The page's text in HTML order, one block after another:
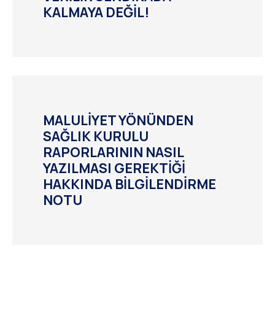
KALMAYA DEĞİL!
MALULİYET YÖNÜNDEN
SAĞLIK KURULU
RAPORLARININ NASIL
YAZILMASI GEREKTİĞİ
HAKKINDA BİLGİLENDİRME
NOTU